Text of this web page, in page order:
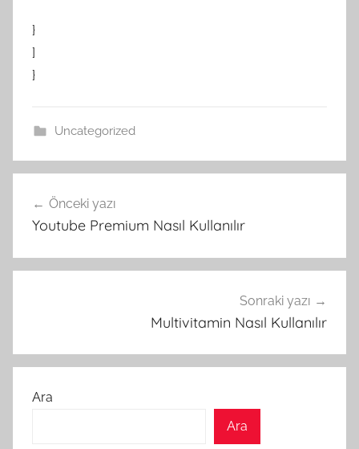
}
]
}
Uncategorized
gezinmesi
Önceki yazı
Youtube Premium Nasıl Kullanılır
Sonraki yazı
Multivitamin Nasıl Kullanılır
Ara
Ara